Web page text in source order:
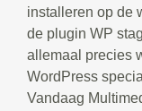
installeren op de
de plugin WP
allemaal precies
WordPress
Vandaag